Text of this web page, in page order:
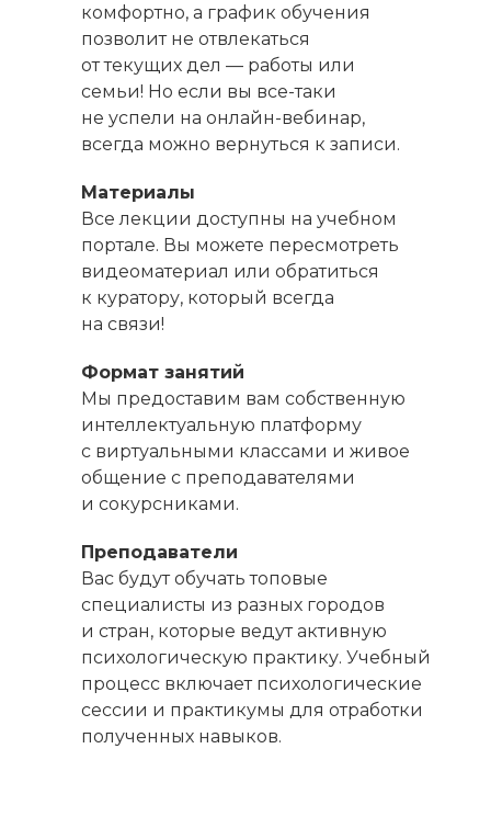
комфортно, а график обучения
позволит не отвлекаться
от текущих дел — работы или
семьи! Но если вы все-таки
не успели на онлайн-вебинар,
всегда можно вернуться к записи.
Материалы
Все лекции доступны на учебном
портале. Вы можете пересмотреть
видеоматериал или обратиться
к куратору, который всегда
на связи!
Формат занятий
Мы предоставим вам собственную
интеллектуальную платформу
с виртуальными классами и живое
общение с преподавателями
и сокурсниками.
Преподаватели
Вас будут обучать топовые
специалисты из разных городов
и стран, которые ведут активную
психологическую практику. Учебный
процесс включает психологические
сессии и практикумы для отработки
полученных навыков.